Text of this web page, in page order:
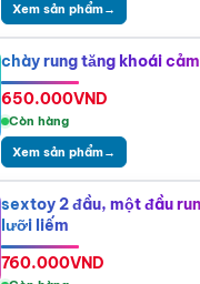
Xem sản phẩm→
chày rung tăng khoái cảm
650.000VND
Còn hàng
Xem sản phẩm→
sextoy 2 đầu, một đầu
lưỡi liếm
760.000VND